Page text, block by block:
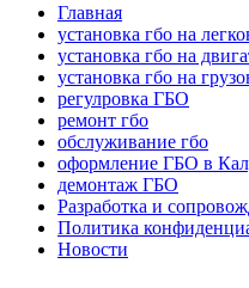
Главная
установка гбо на
установка гбо на
установка гбо на
регулровка ГБО
ремонт гбо
обслуживание гбо
оформление ГБО в
демонтаж ГБО
Разработка и
Политика
Новости